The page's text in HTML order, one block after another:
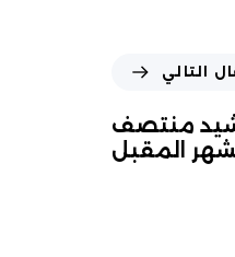
التالي
منتصف
المقبل